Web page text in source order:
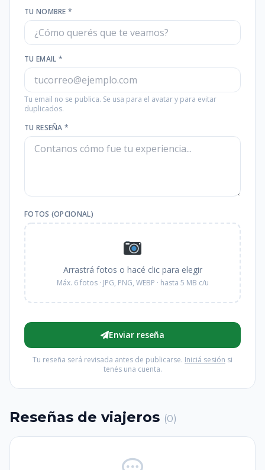
TU NOMBRE *
TU EMAIL *
Tu email no se publica. Se usa para el avatar y para evitar
duplicados.
TU RESEÑA *
FOTOS (OPCIONAL)
Arrastrá fotos o hacé clic para elegir
Máx. 6 fotos · JPG, PNG, WEBP · hasta 5 MB c/u
Enviar reseña
Tu reseña será revisada antes de publicarse. Iniciá sesión si
tenés una cuenta.
Reseñas de viajeros (0)